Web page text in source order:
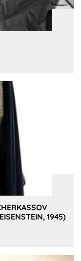
1945)